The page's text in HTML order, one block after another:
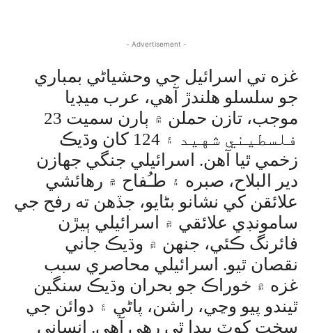
- Advertisement -
غزه تي اسرائيل جي وحشياڻي بمباري
جو سلسلو هلندڙ آهي، عرب ميڊيا
موجب، تازن حملن ۾ ٻارن سميت 23
فلسطيني شهيد ۽ 124 کان وڌيڪ
زخمي ٿيا آهن. اسرائيلي جنگي جهازن
دير البلاح، صبره ۽ طـُفاح ۾ رهائشي
علائقن کي نشانو بڻايو، جڏهن ته رفح جي
سامونڊي علائقي ۾ اسرائيلي ٻيڙن
فائرنگ ڪئي، جنهن ۾ وڌيڪ جاني
نقصان ٿيو. اسرائيلي محاصري سبب
غزه ۾ خوراڪ جو بحران وڌيڪ سنگين
ٿيندو پيو وڃي، راشن، پاڻي ۽ دوائن جي
سخت کوٽ پيدا ٿي رهي آهي. انساني